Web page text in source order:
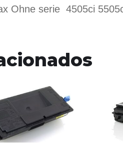
Ohne serie 4505ci